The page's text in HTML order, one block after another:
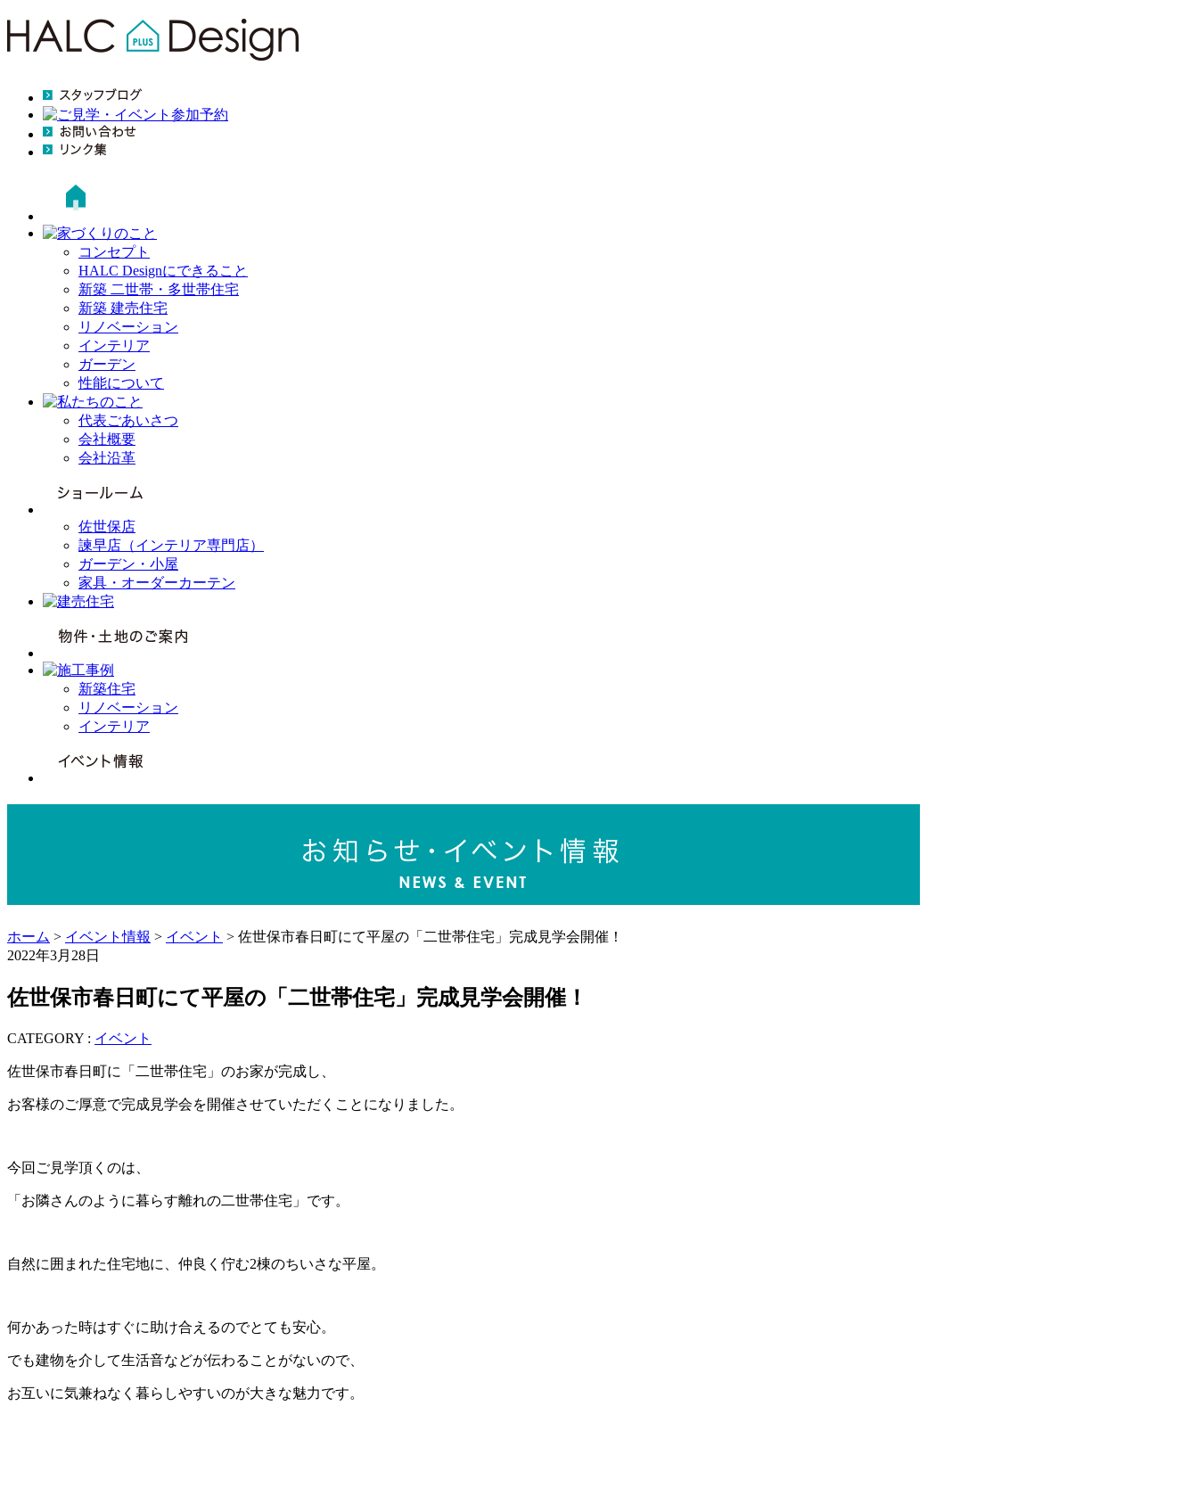
コンセプト
HALC Designにできること
新築 二世帯・多世帯住宅
新築 建売住宅
リノベーション
インテリア
ガーデン
性能について
代表ごあいさつ
会社概要
会社沿革
佐世保店
諫早店（インテリア専門店）
ガーデン・小屋
家具・オーダーカーテン
新築住宅
リノベーション
インテリア
ホーム > イベント情報 > イベント > 佐世保市春日町にて平屋の「二世帯住宅」完成見学会開催！
2022年3月28日
佐世保市春日町にて平屋の「二世帯住宅」完成見学会開催！
CATEGORY : イベント
佐世保市春日町に「二世帯住宅」のお家が完成し、
お客様のご厚意で完成見学会を開催させていただくことになりました。
今回ご見学頂くのは、
「お隣さんのように暮らす離れの二世帯住宅」です。
自然に囲まれた住宅地に、仲良く佇む2棟のちいさな平屋。
何かあった時はすぐに助け合えるのでとても安心。
でも建物を介して生活音などが伝わることがないので、
お互いに気兼ねなく暮らしやすいのが大きな魅力です。